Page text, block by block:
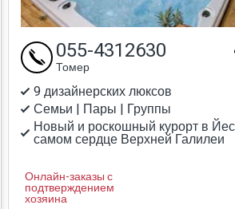
9 дизайнерских люксов
Семьи | Пары | Группы
Новый и роскошный курорт в
самом сердце Верхней Галилеи
Онлайн-заказы с
подтверждением
хозяина
055-4312630
Томер